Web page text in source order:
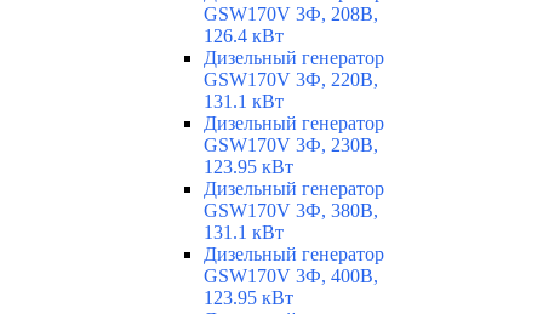
GSW170V 3Ф, 208В,
126.4 кВт
Дизельный генератор
GSW170V 3Ф, 220В,
131.1 кВт
Дизельный генератор
GSW170V 3Ф, 230В,
123.95 кВт
Дизельный генератор
GSW170V 3Ф, 380В,
131.1 кВт
Дизельный генератор
GSW170V 3Ф, 400В,
123.95 кВт